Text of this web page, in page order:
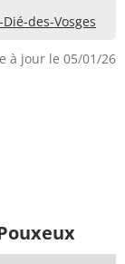
des-Vosges
à jour le 05/01/26